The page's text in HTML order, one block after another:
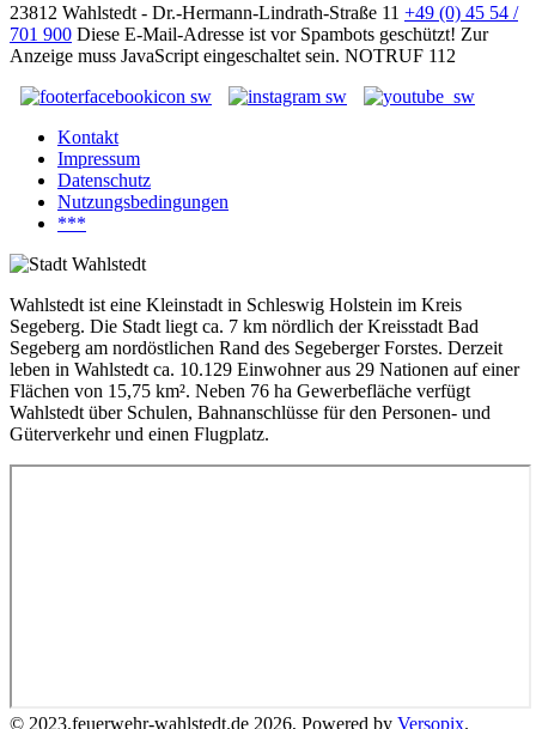
23812 Wahlstedt - Dr.-Hermann-Lindrath-Straße 11 +49 (0) 45 54 /
701 900 Diese E-Mail-Adresse ist vor Spambots geschützt! Zur
Anzeige muss JavaScript eingeschaltet sein. NOTRUF 112
Kontakt
Impressum
Datenschutz
Nutzungsbedingungen
***
Wahlstedt ist eine Kleinstadt in Schleswig Holstein im Kreis
Segeberg. Die Stadt liegt ca. 7 km nördlich der Kreisstadt Bad
Segeberg am nordöstlichen Rand des Segeberger Forstes. Derzeit
leben in Wahlstedt ca. 10.129 Einwohner aus 29 Nationen auf einer
Flächen von 15,75 km². Neben 76 ha Gewerbefläche verfügt
Wahlstedt über Schulen, Bahnanschlüsse für den Personen- und
Güterverkehr und einen Flugplatz.
© 2023.feuerwehr-wahlstedt.de 2026, Powered by Versopix.